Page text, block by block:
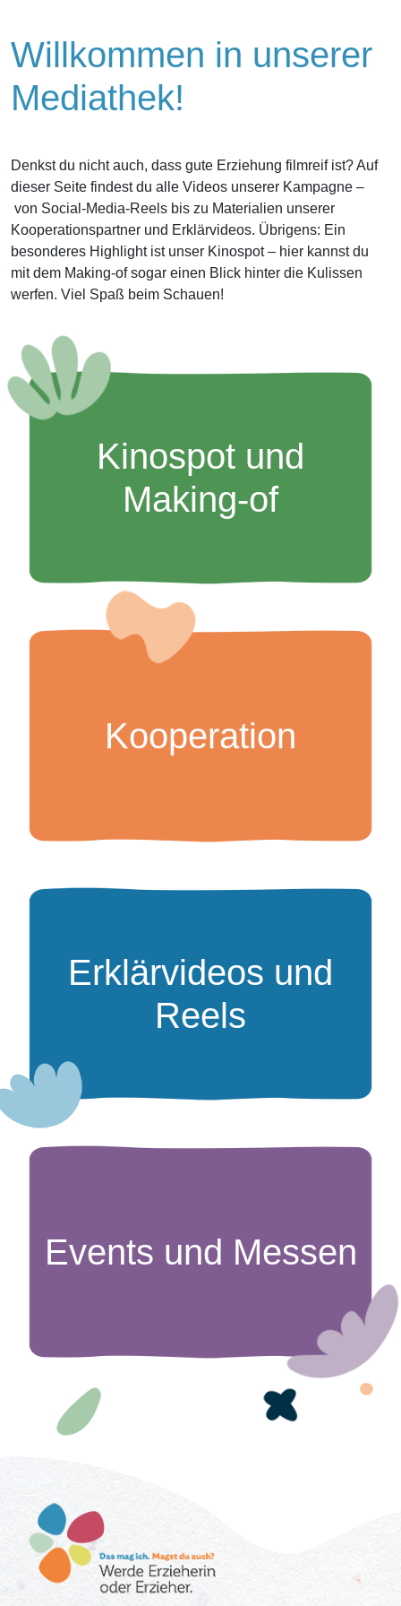
Willkommen in unserer
Mediathek!
Denkst du nicht auch, dass gute Erziehung filmreif ist? Auf
dieser Seite findest du alle Videos unserer Kampagne –
von Social-Media-Reels bis zu Materialien unserer
Kooperationspartner und Erklärvideos. Übrigens: Ein
besonderes Highlight ist unser Kinospot – hier kannst du
mit dem Making-of sogar einen Blick hinter die Kulissen
werfen. Viel Spaß beim Schauen!
Kinospot und
Making-of
Kooperation
Erklärvideos und
Reels
Events und Messen